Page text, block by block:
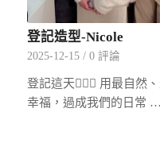
登記造型-Nicole
2025-12-15 / 0 評論
登記這天👰🏻‍♀️ 用最自然
幸福，過成我們的日常 …